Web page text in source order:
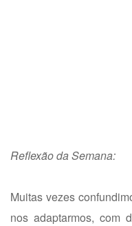
Reflexão da Semana:
Muitas vezes
nos adaptarmos, com